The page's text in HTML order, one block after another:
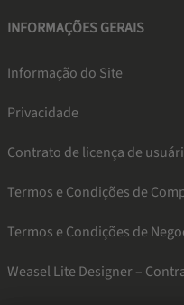
INFORMAÇÕES GERAIS
Informação do Site
Privacidade
Contrato de licença de
Termos e Condições de
Termos e Condições de
Weasel Lite Designer –